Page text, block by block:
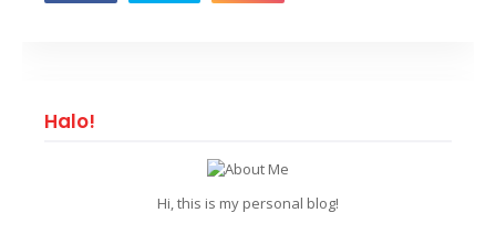
Halo!
Hi, this is my personal blog!